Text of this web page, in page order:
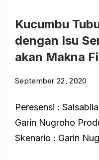
Kucumbu
dengan Isu
akan Makna
September 22, 2020
Peresensi :
Garin Nugroho
Skenario : Garin